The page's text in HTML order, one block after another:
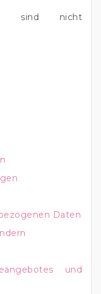
sind nicht
Daten
und